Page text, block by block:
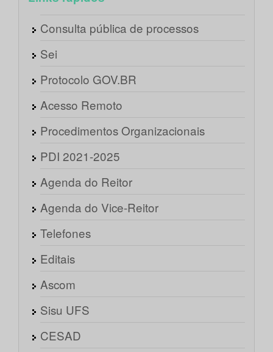
Consulta pública de processos
Sei
Protocolo GOV.BR
Acesso Remoto
Procedimentos Organizacionais
PDI 2021-2025
Agenda do Reitor
Agenda do Vice-Reitor
Telefones
Editais
Ascom
Sisu UFS
CESAD